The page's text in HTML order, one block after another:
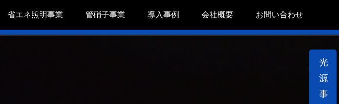
省エネ照明事業 管硝子事業 導入事例 会社概要 お問い合わせ
光
源
事